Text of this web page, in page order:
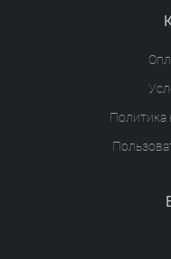
Политика